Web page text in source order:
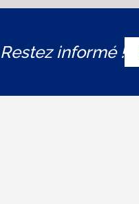
Restez informé !